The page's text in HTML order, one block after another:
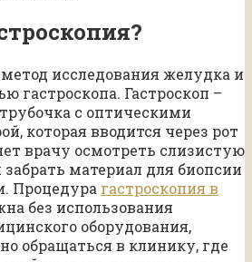
метод исследования желудка и
гастроскопа. Гастроскоп –
с оптическими
которая вводится через рот
врачу осмотреть слизистую
забрать материал для биопсии
Процедура гастроскопия в
без использования
оборудования,
обращаться в клинику, где